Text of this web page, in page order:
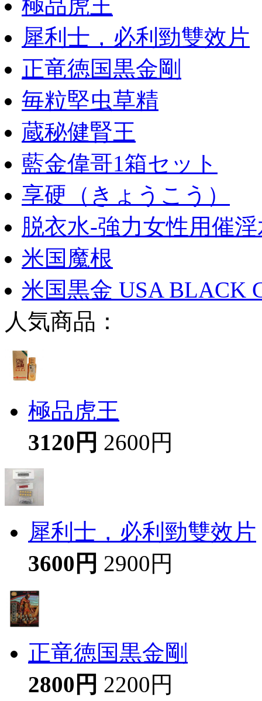
極品虎王
犀利士，必利勁雙效片
正竜徳国黒金剛
毎粒堅虫草精
蔵秘健腎王
藍金偉哥1箱セット
享硬（きょうこう）
脱衣水-強力女性用催
米国魔根
米国黒金 USA BLACK
人気商品：
極品虎王
3120円 2600円
犀利士，必利勁雙效片
3600円 2900円
正竜徳国黒金剛
2800円 2200円